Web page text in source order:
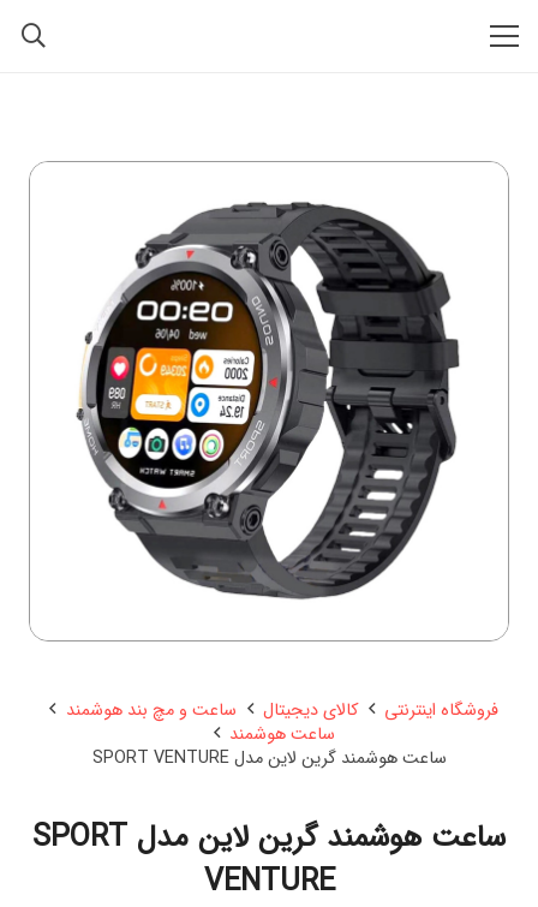
فروشگاه اینترنتی کالای دیجیتال
ساعت و مچ بند هوشمند
ساعت هوشمند
ساعت هوشمند گرین لاین مدل SPORT VENTURE
ساعت هوشمند گرین لاین مدل SPORT
VENTURE